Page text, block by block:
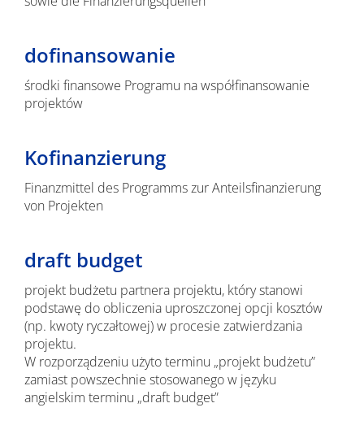
dofinansowanie
środki finansowe Programu na współfinansowanie
projektów
Kofinanzierung
Finanzmittel des Programms zur Anteilsfinanzierung
von Projekten
draft budget
projekt budżetu partnera projektu, który stanowi
podstawę do obliczenia uproszczonej opcji kosztów
(np. kwoty ryczałtowej) w procesie zatwierdzania
projektu.
W rozporządzeniu użyto terminu „projekt budżetu”
zamiast powszechnie stosowanego w języku
angielskim terminu „draft budget”